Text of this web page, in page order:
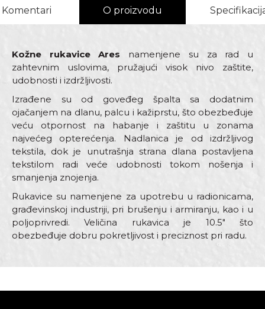
Komentari O proizvodu
Kožne rukavice Ares namenjene su za rad u
zahtevnim uslovima, pružajući visok nivo zaštite,
udobnosti i izdržljivosti.
Izrađene su od goveđeg špalta sa dodatnim
ojačanjem na dlanu, palcu i kažiprstu, što obezbeđuje
veću otpornost na habanje i zaštitu u zonama
najvećeg opterećenja. Nadlanica je od izdržljivog
tekstila, dok je unutrašnja strana dlana postavljena
tekstilom radi veće udobnosti tokom nošenja i
smanjenja znojenja.
Rukavice su namenjene za upotrebu u radionicama,
građevinskoj industriji, pri brušenju i armiranju, kao i u
poljoprivredi. Veličina rukavica je 10.5" što
obezbeđuje dobru pokretljivost i preciznost pri radu.